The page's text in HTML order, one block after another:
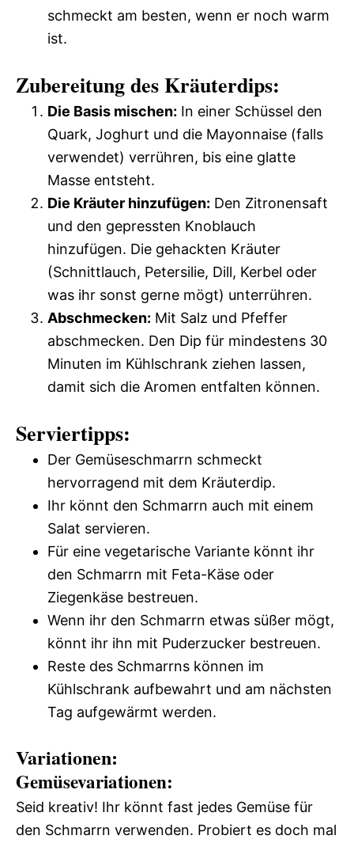
schmeckt am besten, wenn er noch warm
ist.
Zubereitung des Kräuterdips:
Die Basis mischen: In einer Schüssel den
Quark, Joghurt und die Mayonnaise (falls
verwendet) verrühren, bis eine glatte
Masse entsteht.
Die Kräuter hinzufügen: Den Zitronensaft
und den gepressten Knoblauch
hinzufügen. Die gehackten Kräuter
(Schnittlauch, Petersilie, Dill, Kerbel oder
was ihr sonst gerne mögt) unterrühren.
Abschmecken: Mit Salz und Pfeffer
abschmecken. Den Dip für mindestens 30
Minuten im Kühlschrank ziehen lassen,
damit sich die Aromen entfalten können.
Serviertipps:
Der Gemüseschmarrn schmeckt
hervorragend mit dem Kräuterdip.
Ihr könnt den Schmarrn auch mit einem
Salat servieren.
Für eine vegetarische Variante könnt ihr
den Schmarrn mit Feta-Käse oder
Ziegenkäse bestreuen.
Wenn ihr den Schmarrn etwas süßer mögt,
könnt ihr ihn mit Puderzucker bestreuen.
Reste des Schmarrns können im
Kühlschrank aufbewahrt und am nächsten
Tag aufgewärmt werden.
Variationen:
Gemüsevariationen:
Seid kreativ! Ihr könnt fast jedes Gemüse für
den Schmarrn verwenden. Probiert es doch mal